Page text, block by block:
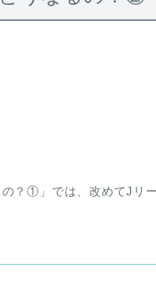
の？①」では、改めてJリ